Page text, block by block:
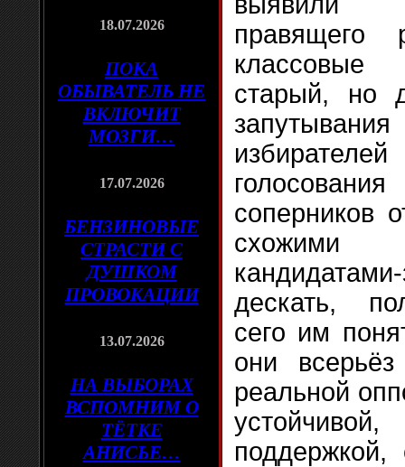
18.07.2026
ПОКА
ОБЫВАТЕЛЬ НЕ
ВКЛЮЧИТ
МОЗГИ…
17.07.2026
БЕНЗИНОВЫЕ
СТРАСТИ С
ДУШКОМ
ПРОВОКАЦИИ
13.07.2026
НА ВЫБОРАХ
ВСПОМНИМ О
ТЁТКЕ
АНИСЬЕ…
классовые
старый, но
соперников
схожими
дескать,
сего им
они всерьёз
реальной
поддержкой,